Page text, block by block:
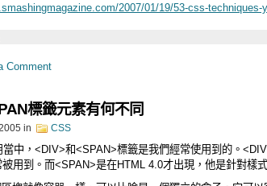
2007/01/19/53-css-techniques-
Comment
標籤元素有何不同
in CSS
中，<DIV>和<SPAN>標籤是我們經常使用到的。
用到。而<SPAN>是在HTML 4.0才出現，他是針對樣